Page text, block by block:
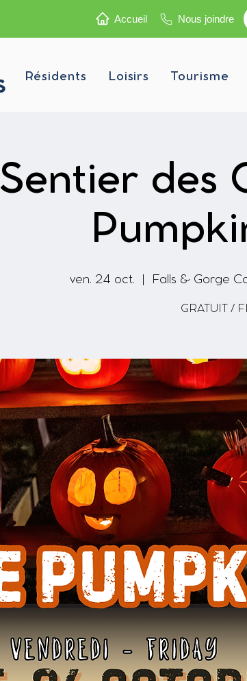
Accueil Nous joindre
Résidents Loisirs Tourisme
Sentier des
ven. 24 oct. Falls & Gorge
GRATUIT /